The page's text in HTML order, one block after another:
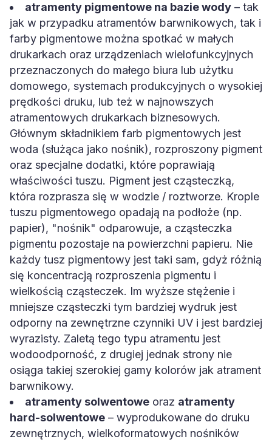
atramenty pigmentowe na bazie wody – tak
jak w przypadku atramentów barwnikowych, tak i
farby pigmentowe można spotkać w małych
drukarkach oraz urządzeniach wielofunkcyjnych
przeznaczonych do małego biura lub użytku
domowego, systemach produkcyjnych o wysokiej
prędkości druku, lub też w najnowszych
atramentowych drukarkach biznesowych.
Głównym składnikiem farb pigmentowych jest
woda (służąca jako nośnik), rozproszony pigment
oraz specjalne dodatki, które poprawiają
właściwości tuszu. Pigment jest cząsteczką,
która rozprasza się w wodzie / roztworze. Krople
tuszu pigmentowego opadają na podłoże (np.
papier), "nośnik" odparowuje, a cząsteczka
pigmentu pozostaje na powierzchni papieru. Nie
każdy tusz pigmentowy jest taki sam, gdyż różnią
się koncentracją rozproszenia pigmentu i
wielkością cząsteczek. Im wyższe stężenie i
mniejsze cząsteczki tym bardziej wydruk jest
odporny na zewnętrzne czynniki UV i jest bardziej
wyrazisty. Zaletą tego typu atramentu jest
wodoodporność, z drugiej jednak strony nie
osiąga takiej szerokiej gamy kolorów jak atrament
barwnikowy.
atramenty solwentowe oraz atramenty
hard-solwentowe – wyprodukowane do druku
zewnętrznych, wielkoformatowych nośników